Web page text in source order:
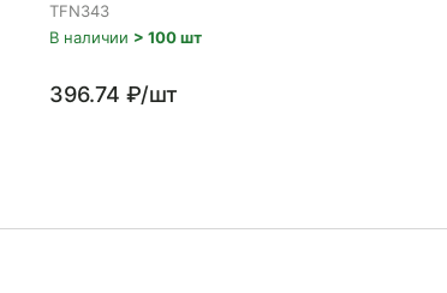
TFN343
В наличии > 100 шт
396.74 ₽/шт